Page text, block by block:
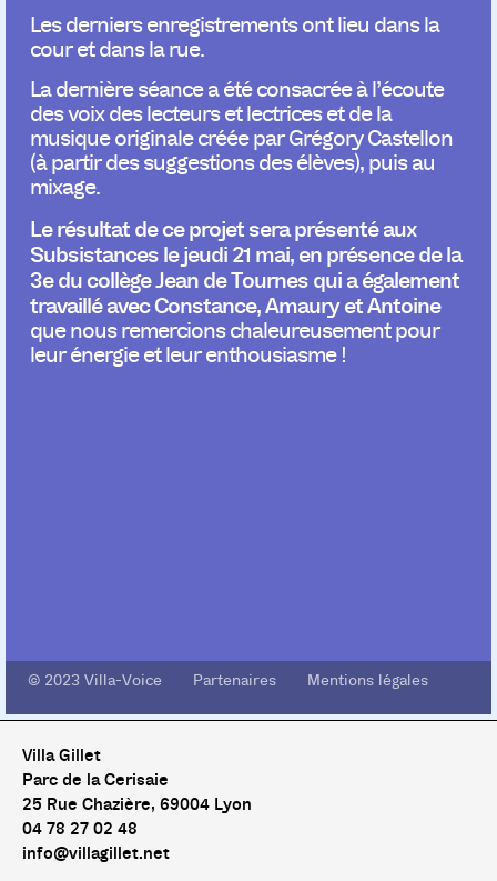
Les derniers enregistrements ont lieu dans la
cour et dans la rue.
La dernière séance a été consacrée à l’écoute
des voix des lecteurs et lectrices et de la
musique originale créée par Grégory Castellon
(à partir des suggestions des élèves), puis au
mixage.
Le résultat de ce projet sera présenté aux
Subsistances le jeudi 21 mai, en présence de la
3e du collège Jean de Tournes qui a également
travaillé avec Constance, Amaury et Antoine
que nous remercions chaleureusement pour
leur énergie et leur enthousiasme !
© 2023 Villa-Voice Partenaires Mentions légales
Villa Gillet
Parc de la Cerisaie
25 Rue Chazière, 69004 Lyon
04 78 27 02 48
info@villagillet.net